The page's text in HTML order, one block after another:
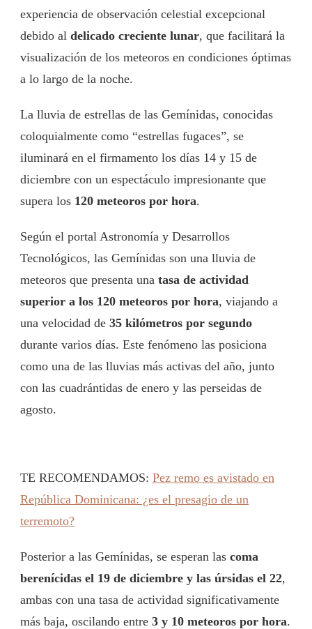
experiencia de observación celestial excepcional
debido al delicado creciente lunar, que facilitará la
visualización de los meteoros en condiciones óptimas
a lo largo de la noche.
La lluvia de estrellas de las Gemínidas, conocidas
coloquialmente como “estrellas fugaces”, se
iluminará en el firmamento los días 14 y 15 de
diciembre con un espectáculo impresionante que
supera los 120 meteoros por hora.
Según el portal Astronomía y Desarrollos
Tecnológicos, las Gemínidas son una lluvia de
meteoros que presenta una tasa de actividad
superior a los 120 meteoros por hora, viajando a
una velocidad de 35 kilómetros por segundo
durante varios días. Este fenómeno las posiciona
como una de las lluvias más activas del año, junto
con las cuadrántidas de enero y las perseidas de
agosto.
TE RECOMENDAMOS: Pez remo es avistado en
República Dominicana: ¿es el presagio de un
terremoto?
Posterior a las Gemínidas, se esperan las coma
berenícidas el 19 de diciembre y las úrsidas el 22,
ambas con una tasa de actividad significativamente
más baja, oscilando entre 3 y 10 meteoros por hora.